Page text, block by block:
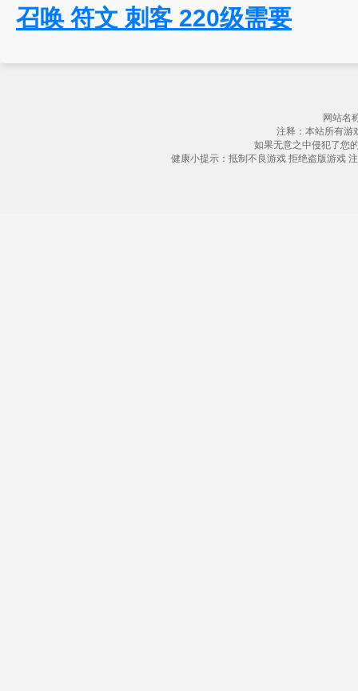
召唤 符文 刺客 220级需要
网站名
注释：本站所有游
如果无意之中侵犯了您
健康小提示：抵制不良游戏 拒绝盗版游戏